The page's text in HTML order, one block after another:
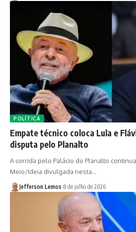
POLÍTICA
Empate técnico coloca Lula e
disputa pelo Planalto
A corrida pelo Palácio do Planalto
Meio/Ideia divulgada nesta…
Jefferson Lemos 8 de julho de 2026